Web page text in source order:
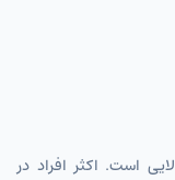
است. اکثر افراد در